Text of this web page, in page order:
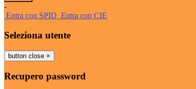
-
Entra con SPID Entra con CIE
Seleziona utente
button close ×
Recupero password